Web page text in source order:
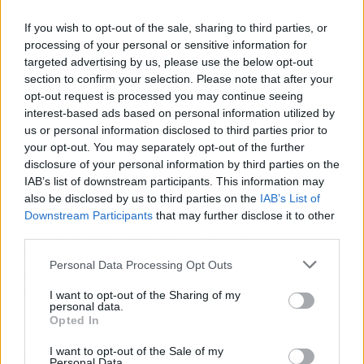
If you wish to opt-out of the sale, sharing to third parties, or
processing of your personal or sensitive information for
targeted advertising by us, please use the below opt-out
section to confirm your selection. Please note that after your
opt-out request is processed you may continue seeing
interest-based ads based on personal information utilized by
us or personal information disclosed to third parties prior to
your opt-out. You may separately opt-out of the further
disclosure of your personal information by third parties on the
IAB’s list of downstream participants. This information may
also be disclosed by us to third parties on the IAB’s List of
Downstream Participants that may further disclose it to other
Personal Data Processing Opt Outs
I want to opt-out of the Sharing of my
personal data.
Opted In
I want to opt-out of the Sale of my
de los ambiciosos objetivos de transición
energética. En junio de 2023, el Ministerio
español para la Transición Ecológica y el Reto
Demográfico (MITECO) anunció que su objetivo
es producir 62 GW de energía eólica para 2030,
frente al objetivo anterior de 50 GW, como parte
de un plan más amplio para maximizar la
cantidad de electricidad del país generada a
partir de fuentes renovables. Además, el
proyecto se espera que contribuya al
impuestos, y electricidad equivalente al
consumo de 570.000 hogares al año.
cuenta con una base total instalada de más de